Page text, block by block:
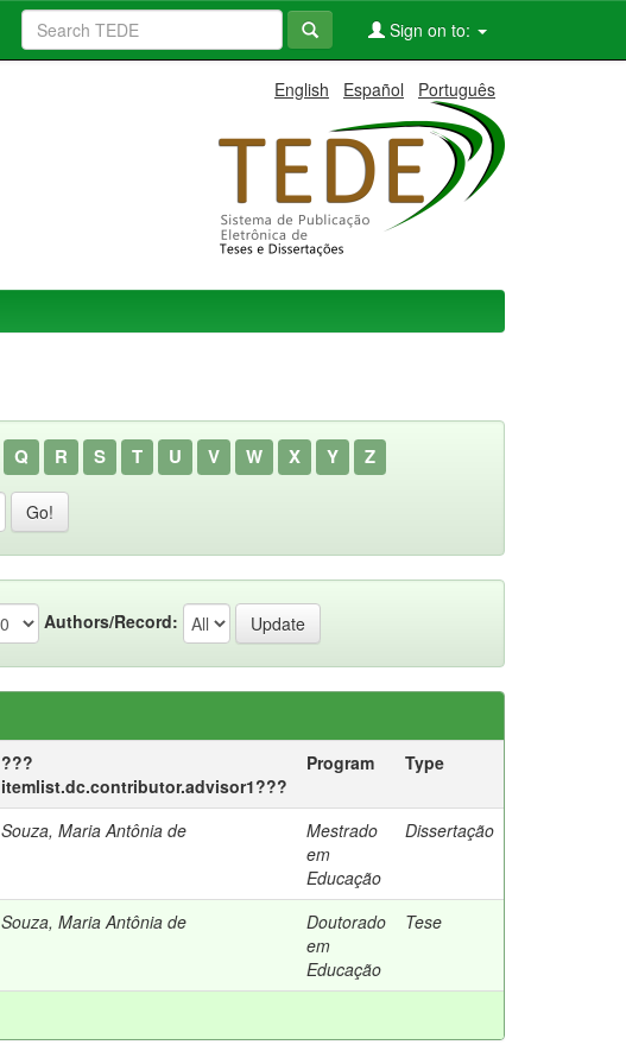
Sign on to:
English Español Português
Q R S T U V W X Y Z
Authors/Record:
???
itemlist.dc.contributor.advisor1???
Program Type
Souza, Maria Antônia de
Mestrado
em
Educação
Dissertação
Souza, Maria Antônia de
Doutorado
em
Educação
Tese